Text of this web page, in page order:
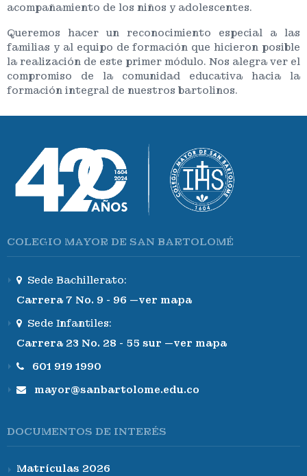
acompañamiento de los niños y adolescentes.
Queremos hacer un reconocimiento especial a las
familias y al equipo de formación que hicieron posible
la realización de este primer módulo. Nos alegra ver el
compromiso de la comunidad educativa hacia la
formación integral de nuestros bartolinos.
COLEGIO MAYOR DE SAN BARTOLOMÉ
Sede Bachillerato:
Carrera 7 No. 9 - 96 —ver mapa
Sede Infantiles:
Carrera 23 No. 28 - 55 sur —ver mapa
601 919 1990
mayor@sanbartolome.edu.co
DOCUMENTOS DE INTERÉS
Matrículas 2026